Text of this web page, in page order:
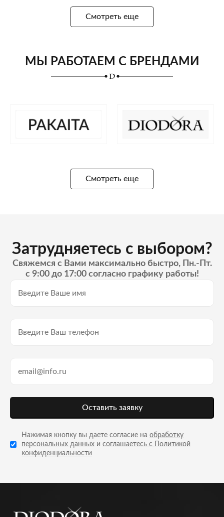
Смотреть еще
МЫ РАБОТАЕМ С БРЕНДАМИ
Смотреть еще
Затрудняетесь с выбором?
Свяжемся с Вами максимально быстро, Пн.-Пт.
с 9:00 до 17:00 согласно графику работы!
Оставить заявку
Нажимая кнопку вы даете согласие на обработку
персональных данных и соглашаетесь с Политикой
конфиденциальности